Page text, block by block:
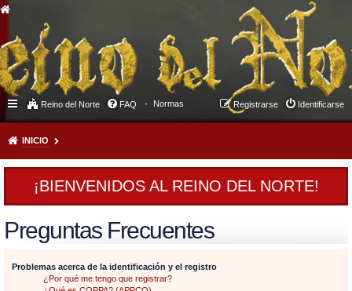
Reino del Norte FAQ Normas Identificarse
Registrarse
INICIO
¡BIENVENIDOS AL REINO DEL NORTE!
Preguntas Frecuentes
Problemas acerca de la identificación y el registro
¿Por qué me tengo que registrar?